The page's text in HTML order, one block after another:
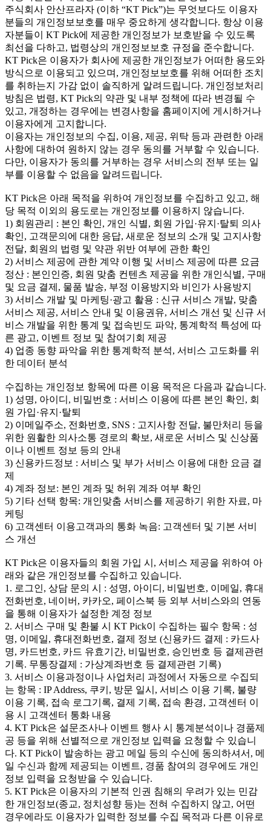
주식회사 안산프라자 (이하 “KT Pick”)는 무엇보다도 이용자
분들의 개인정보보호를 매우 중요하게 생각합니다. 항상 이용
자분들이 KT Pick에 제공한 개인정보가 보호받을 수 있도록
최선을 다하고, 법령상의 개인정보보호 규정을 준수합니다.
KT Pick은 이용자가 회사에 제공한 개인정보가 어떠한 용도와
방식으로 이용되고 있으며, 개인정보보호를 위해 어떠한 조치
를 취하는지 가감 없이 솔직하게 알려드립니다. 개인정보처리
방침은 법령, KT Pick의 약관 및 내부 정책에 따라 변경될 수
있고, 개정하는 경우에는 변경사항을 홈페이지에 게시하거나
이용자에게 고지합니다.
이용자는 개인정보의 수집, 이용, 제공, 위탁 등과 관련한 아래
사항에 대하여 원하지 않는 경우 동의를 거부할 수 있습니다.
다만, 이용자가 동의를 거부하는 경우 서비스의 전부 또는 일
부를 이용할 수 없음을 알려드립니다.
KT Pick은 아래 목적을 위하여 개인정보를 수집하고 있고, 해
당 목적 이외의 용도로는 개인정보를 이용하지 않습니다.
1) 회원관리 : 본인 확인, 개인 식별, 회원 가입·유지·탈퇴 의사
확인, 고객문의에 대한 응답, 새로운 정보의 소개 및 고지사항
전달, 회원의 법령 및 약관 위반 여부에 관한 확인
2) 서비스 제공에 관한 계약 이행 및 서비스 제공에 따른 요금
정산 : 본인인증, 회원 맞춤 컨텐츠 제공을 위한 개인식별, 구매
및 요금 결제, 물품 발송, 부정 이용방지와 비인가 사용방지
3) 서비스 개발 및 마케팅·광고 활용 : 신규 서비스 개발, 맞춤
서비스 제공, 서비스 안내 및 이용권유, 서비스 개선 및 신규 서
비스 개발을 위한 통계 및 접속빈도 파악, 통계학적 특성에 따
른 광고, 이벤트 정보 및 참여기회 제공
4) 업종 동향 파악을 위한 통계학적 분석, 서비스 고도화를 위
한 데이터 분석
수집하는 개인정보 항목에 따른 이용 목적은 다음과 같습니다.
1) 성명, 아이디, 비밀번호 : 서비스 이용에 따른 본인 확인, 회
원 가입·유지·탈퇴
2) 이메일주소, 전화번호, SNS : 고지사항 전달, 불만처리 등을
위한 원활한 의사소통 경로의 확보, 새로운 서비스 및 신상품
이나 이벤트 정보 등의 안내
3) 신용카드정보 : 서비스 및 부가 서비스 이용에 대한 요금 결
제
4) 계좌 정보: 본인 계좌 및 허위 계좌 여부 확인
5) 기타 선택 항목: 개인맞춤 서비스를 제공하기 위한 자료, 마
케팅
6) 고객센터 이용고객과의 통화 녹음: 고객센터 및 기본 서비
스 개선
KT Pick은 이용자들의 회원 가입 시, 서비스 제공을 위하여 아
래와 같은 개인정보를 수집하고 있습니다.
1. 로그인, 상담 문의 시 : 성명, 아이디, 비밀번호, 이메일, 휴대
전화번호, 네이버, 카카오, 페이스북 등 외부 서비스와의 연동
을 통해 이용자가 설정한 계정 정보
2. 서비스 구매 및 환불 시 KT Pick이 수집하는 필수 항목 : 성
명, 이메일, 휴대전화번호, 결제 정보 (신용카드 결제 : 카드사
명, 카드번호, 카드 유효기간, 비밀번호, 승인번호 등 결제관련
기록. 무통장결제 : 가상계좌번호 등 결제관련 기록)
3. 서비스 이용과정이나 사업처리 과정에서 자동으로 수집되
는 항목 : IP Address, 쿠키, 방문 일시, 서비스 이용 기록, 불량
이용 기록, 접속 로그기록, 결제 기록, 접속 환경, 고객센터 이
용 시 고객센터 통화 내용
4. KT Pick은 설문조사나 이벤트 행사 시 통계분석이나 경품제
공 등을 위해 선별적으로 개인정보 입력을 요청할 수 있습니
다. KT Pick이 발송하는 광고 메일 등의 수신에 동의하셔서, 메
일 수신과 함께 제공되는 이벤트, 경품 참여의 경우에도 개인
정보 입력을 요청받을 수 있습니다.
5. KT Pick은 이용자의 기본적 인권 침해의 우려가 있는 민감
한 개인정보(종교, 정치성향 등)는 전혀 수집하지 않고, 어떤
경우에라도 이용자가 입력한 정보를 수집 목적과 다른 이유로